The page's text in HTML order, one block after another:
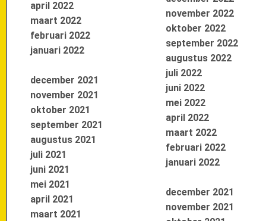
april 2022
maart 2022
februari 2022
januari 2022
december 2021
november 2021
oktober 2021
september 2021
augustus 2021
juli 2021
juni 2021
mei 2021
april 2021
maart 2021
november 2022
oktober 2022
september 2022
augustus 2022
juli 2022
juni 2022
mei 2022
april 2022
maart 2022
februari 2022
januari 2022
december 2021
november 2021